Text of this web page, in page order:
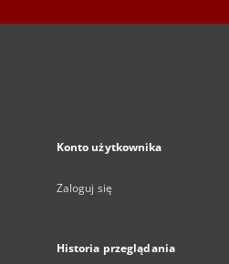
Konto użytkownika
Zaloguj się
Historia przeglądania